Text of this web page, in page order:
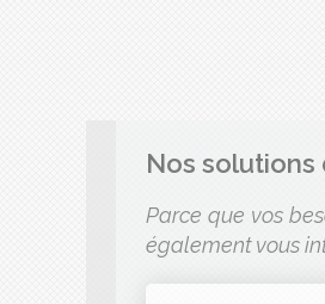
également vous